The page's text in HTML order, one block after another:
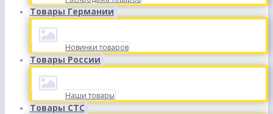
Товары Германии
Новинки товаров
Товары России
Наши товары
Товары СТС